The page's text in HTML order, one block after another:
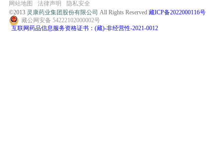
网站地图 法律声明
隐私安全
©2013 灵康药业集团股份有限公司 All Rights Reserved 藏ICP备2022000116号
藏公网安备 54222102000002号
互联网药品信息服务资格证书：(藏)-非经营性-2021-0012